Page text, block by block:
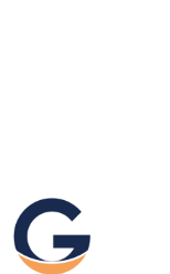
GRAFIKEO.PL